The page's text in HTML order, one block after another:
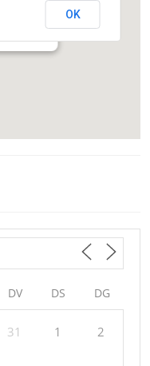
Barcelona
OK
DV DS DG
31 1 2